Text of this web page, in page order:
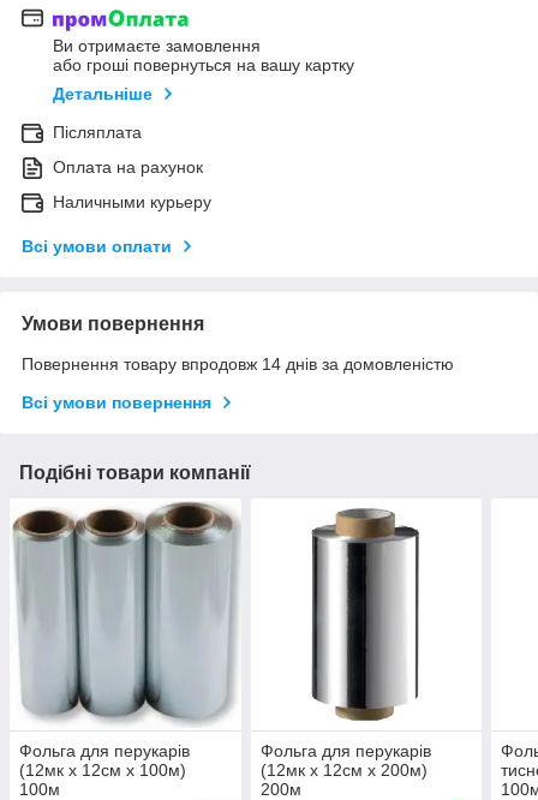
Ви отримаєте замовлення
або гроші повернуться на вашу картку
Детальніше
Післяплата
Оплата на рахунок
Наличными курьеру
Всі умови оплати
Умови повернення
Повернення товару впродовж 14 днів за домовленістю
Всі умови повернення
Подібні товари компанії
Фольга для перукарів
(12мк х 12см х 100м)
100м
Фольга для перукарів
(12мк х 12см х 200м)
200м